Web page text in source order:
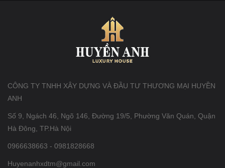
CÔNG TY TNHH XÂY DỰNG VÀ ĐẦU TƯ THƯƠNG MẠI HUYỀN
ANH
Số 9, Ngách 46, Ngõ 146, Đường 19/5, Phường Văn Quán, Quận
Hà Đông, TP.Hà Nội
0966638663 - 0981828668
Huyenanhxdtm@gmail.com